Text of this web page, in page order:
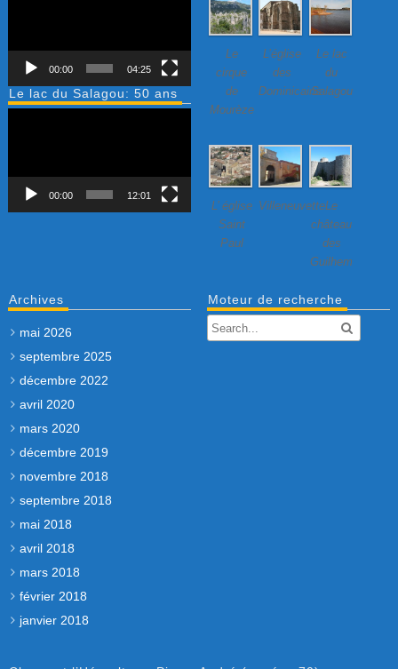
00:00 04:25
Le lac du Salagou: 50 ans
00:00 12:01
Le
cirque
de
Mourèze
L’église
des
Dominicains
Le lac
du
Salagou
L’ église
Saint
Paul
Villeneuvette…
Le
château
des
Guilhem
Archives
mai 2026
septembre 2025
décembre 2022
avril 2020
mars 2020
décembre 2019
novembre 2018
septembre 2018
mai 2018
avril 2018
mars 2018
février 2018
janvier 2018
Moteur de recherche